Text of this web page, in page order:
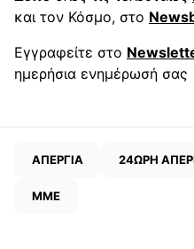
και τον Κόσμο, στο
Εγγραφείτε στο
ημερήσια ενημέρωσή σας
ΑΠΕΡΓΙΑ 24ΩΡΗ
ΜΜΕ